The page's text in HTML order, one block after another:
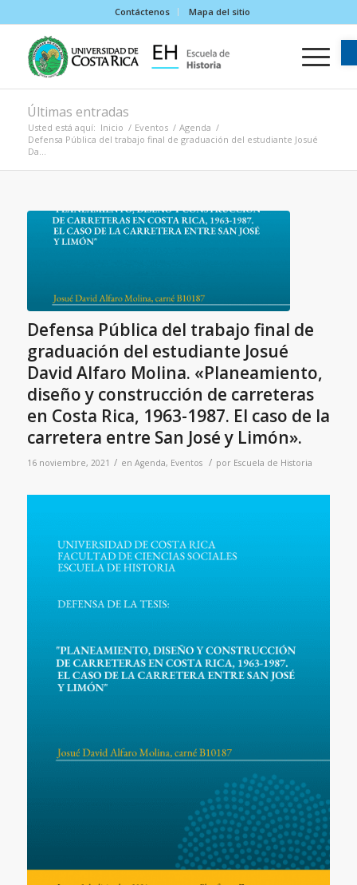
Contáctenos Mapa del sitio
Últimas entradas
Usted está aquí: Inicio / Eventos / Agenda /
Defensa Pública del trabajo final de graduación del estudiante Josué
Da...
Defensa Pública del trabajo final de
graduación del estudiante Josué
David Alfaro Molina. «Planeamiento,
diseño y construcción de carreteras
en Costa Rica, 1963-1987. El caso de la
carretera entre San José y Limón».
16 noviembre, 2021 / en Agenda, Eventos / por Escuela de Historia